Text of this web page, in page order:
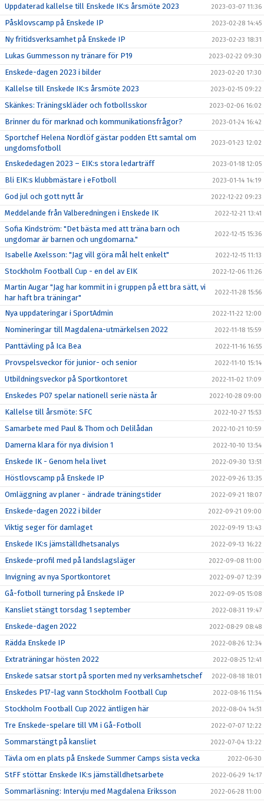
Uppdaterad kallelse till Enskede IK:s årsmöte 2023 2023-03-07 11:36
Påsklovscamp på Enskede IP 2023-02-28 14:45
Ny fritidsverksamhet på Enskede IP 2023-02-23 18:31
Lukas Gummesson ny tränare för P19 2023-02-22 09:30
Enskede-dagen 2023 i bilder 2023-02-20 17:30
Kallelse till Enskede IK:s årsmöte 2023 2023-02-15 09:22
Skänkes: Träningskläder och fotbollsskor 2023-02-06 16:02
Brinner du för marknad och kommunikationsfrågor? 2023-01-24 16:42
Sportchef Helena Nordlöf gästar podden Ett samtal om
ungdomsfotboll
2023-01-23 12:02
Enskededagen 2023 – EIK:s stora ledarträff 2023-01-18 12:05
Bli EIK:s klubbmästare i eFotboll 2023-01-14 14:19
God jul och gott nytt år 2022-12-22 09:23
Meddelande från Valberedningen i Enskede IK 2022-12-21 13:41
Sofia Kindström: "Det bästa med att träna barn och
ungdomar är barnen och ungdomarna."
2022-12-15 15:36
Isabelle Axelsson: "Jag vill göra mål helt enkelt" 2022-12-15 11:13
Stockholm Football Cup - en del av EIK 2022-12-06 11:26
Martin Augar "Jag har kommit in i gruppen på ett bra sätt, vi
har haft bra träningar"
2022-11-28 15:56
Nya uppdateringar i SportAdmin 2022-11-22 12:00
Nomineringar till Magdalena-utmärkelsen 2022 2022-11-18 15:59
Panttävling på Ica Bea 2022-11-16 16:55
Provspelsveckor för junior- och senior 2022-11-10 15:14
Utbildningsveckor på Sportkontoret 2022-11-02 17:09
Enskedes P07 spelar nationell serie nästa år 2022-10-28 09:00
Kallelse till årsmöte: SFC 2022-10-27 15:53
Samarbete med Paul & Thom och Delilådan 2022-10-21 10:59
Damerna klara för nya division 1 2022-10-10 13:54
Enskede IK - Genom hela livet 2022-09-30 13:51
Höstlovscamp på Enskede IP 2022-09-26 13:35
Omläggning av planer - ändrade träningstider 2022-09-21 18:07
Enskede-dagen 2022 i bilder 2022-09-21 09:00
Viktig seger för damlaget 2022-09-19 13:43
Enskede IK:s jämställdhetsanalys 2022-09-13 16:22
Enskede-profil med på landslagsläger 2022-09-08 11:00
Invigning av nya Sportkontoret 2022-09-07 12:39
Gå-fotboll turnering på Enskede IP 2022-09-05 15:08
Kansliet stängt torsdag 1 september 2022-08-31 19:47
Enskede-dagen 2022 2022-08-29 08:48
Rädda Enskede IP 2022-08-26 12:34
Extraträningar hösten 2022 2022-08-25 12:41
Enskede satsar stort på sporten med ny verksamhetschef 2022-08-18 18:01
Enskedes P17-lag vann Stockholm Football Cup 2022-08-16 11:54
Stockholm Football Cup 2022 äntligen här 2022-08-04 14:51
Tre Enskede-spelare till VM i Gå-Fotboll 2022-07-07 12:22
Sommarstängt på kansliet 2022-07-04 13:22
Tävla om en plats på Enskede Summer Camps sista vecka 2022-06-30
StFF stöttar Enskede IK:s jämställdhetsarbete 2022-06-29 14:17
Sommarläsning: Intervju med Magdalena Eriksson 2022-06-28 11:00